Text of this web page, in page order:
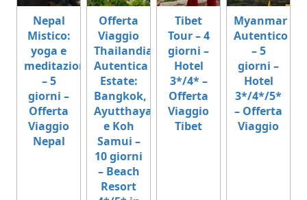
Nepal
Mistico:
yoga e
meditazione
– 5
giorni –
Offerta
Viaggio
Nepal
Offerta
Viaggio
Thailandia
Autentica
Estate:
Bangkok,
Ayutthaya
e Koh
Samui –
10 giorni
– Beach
Resort
Tibet
Tour – 4
giorni –
Hotel
3*/4* –
Offerta
Viaggio
Tibet
Myanmar
Autentico
– 5
giorni –
Hotel
3*/4*/5*
– Offerta
Viaggio